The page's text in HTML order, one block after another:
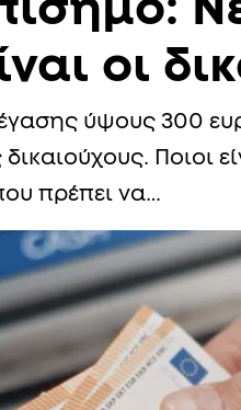
οι
ύψους 300
Ποιοι
πρέπει να…